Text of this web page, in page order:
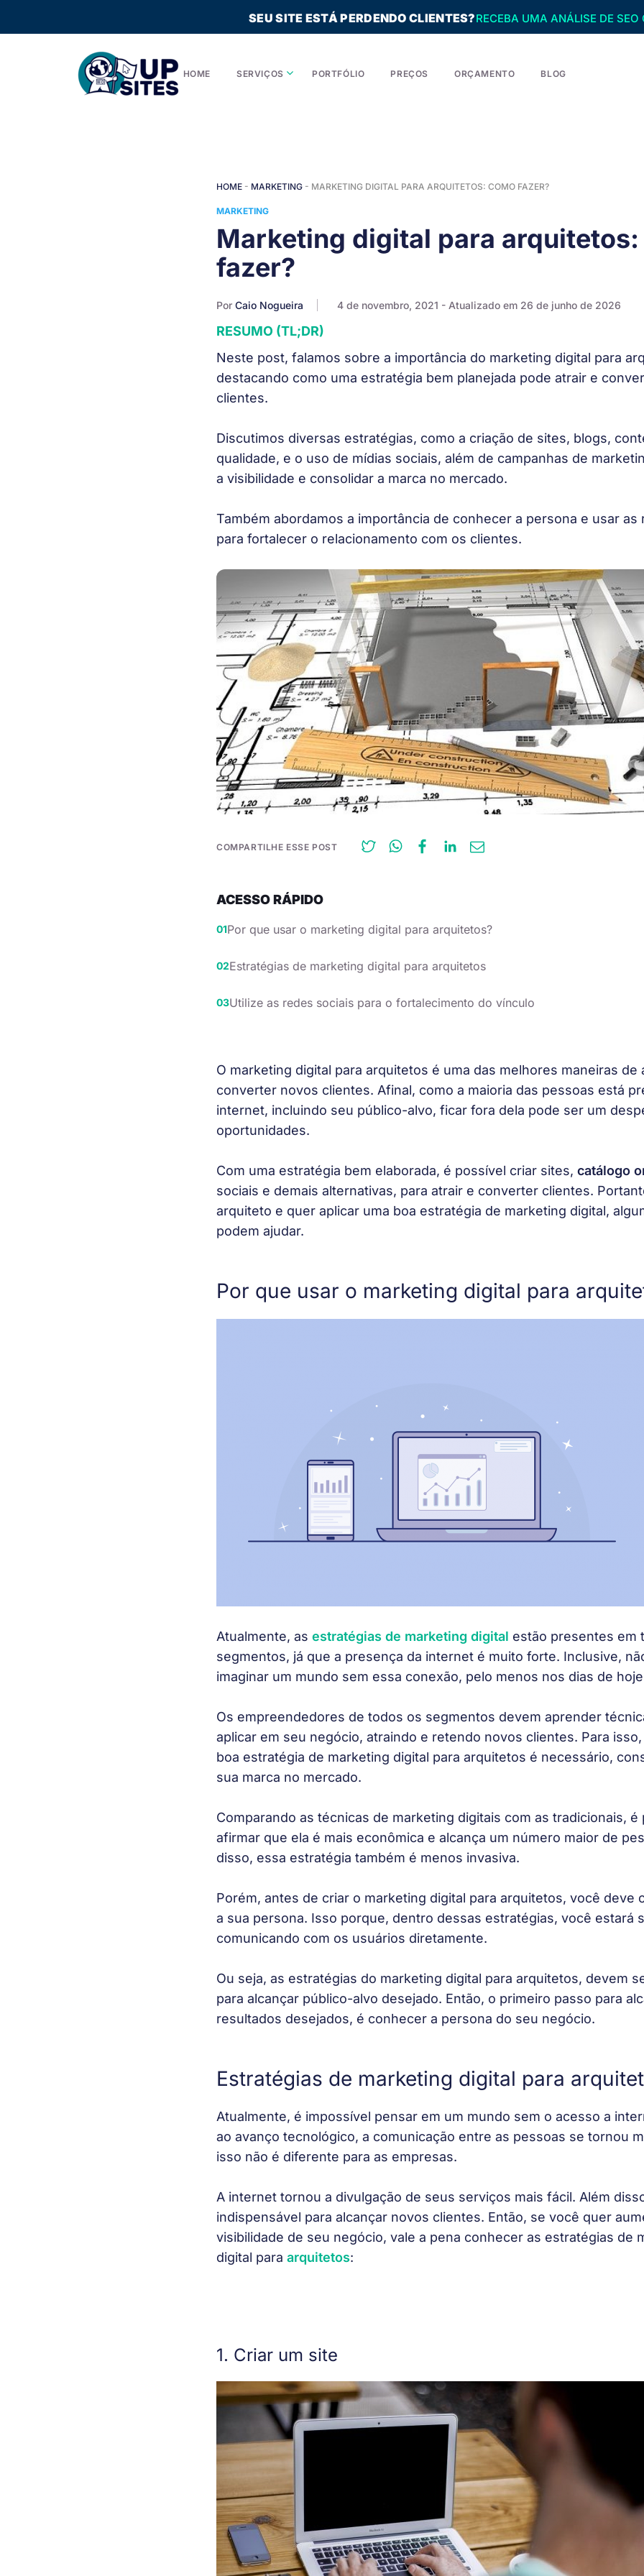
SEU SITE ESTÁ PERDENDO CLIENTES?RECEBA UMA ANÁLISE DE SEO
HOME SERVIÇOS PORTFÓLIO PREÇOS ORÇAMENTO BLOG
HOME - MARKETING - MARKETING DIGITAL PARA ARQUITETOS: COMO FAZER?
MARKETING
Marketing digital para
fazer?
Por Caio Nogueira 4 de novembro, 2021 - Atualizado em 26 de junho de 2026
RESUMO (TL;DR)
Neste post, falamos sobre a importância do marketing digital para
destacando como uma estratégia bem planejada pode atrair e
clientes.
Discutimos diversas estratégias, como a criação de sites, blogs,
qualidade, e o uso de mídias sociais, além de campanhas de
a visibilidade e consolidar a marca no mercado.
Também abordamos a importância de conhecer a persona e usar as
para fortalecer o relacionamento com os clientes.
COMPARTILHE ESSE POST
ACESSO RÁPIDO
Por que usar o marketing digital para arquitetos?
Estratégias de marketing digital para arquitetos
Utilize as redes sociais para o fortalecimento do vínculo
O marketing digital para arquitetos é uma das melhores maneiras de
converter novos clientes. Afinal, como a maioria das pessoas está
internet, incluindo seu público-alvo, ficar fora dela pode ser um
oportunidades.
Com uma estratégia bem elaborada, é possível criar sites, catálogo
sociais e demais alternativas, para atrair e converter clientes.
arquiteto e quer aplicar uma boa estratégia de marketing digital,
podem ajudar.
Por que usar o marketing digital para
Atualmente, as estratégias de marketing digital estão presentes em
segmentos, já que a presença da internet é muito forte. Inclusive,
imaginar um mundo sem essa conexão, pelo menos nos dias de
Os empreendedores de todos os segmentos devem aprender
aplicar em seu negócio, atraindo e retendo novos clientes. Para
boa estratégia de marketing digital para arquitetos é necessário,
sua marca no mercado.
Comparando as técnicas de marketing digitais com as tradicionais, é
afirmar que ela é mais econômica e alcança um número maior de
disso, essa estratégia também é menos invasiva.
Porém, antes de criar o marketing digital para arquitetos, você deve
a sua persona. Isso porque, dentro dessas estratégias, você estará
comunicando com os usuários diretamente.
Ou seja, as estratégias do marketing digital para arquitetos, devem
para alcançar público-alvo desejado. Então, o primeiro passo para
resultados desejados, é conhecer a persona do seu negócio.
Estratégias de marketing digital para
Atualmente, é impossível pensar em um mundo sem o acesso a
ao avanço tecnológico, a comunicação entre as pessoas se tornou
isso não é diferente para as empresas.
A internet tornou a divulgação de seus serviços mais fácil. Além
indispensável para alcançar novos clientes. Então, se você quer
visibilidade de seu negócio, vale a pena conhecer as estratégias de
digital para arquitetos:
1. Criar um site